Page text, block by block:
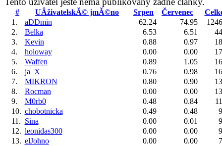
# UÂživatelskĂ© jmĂ©no Srpen Červenec
1.
aDDmin 62.24 74.95
2.
Belka 6.53 6.51
3.
Kevin 0.88 0.97
4.
holoway 0.00 0.00
5.
Waffen 0.89 1.05
6.
ja_X 0.76 0.98
7.
MIKRON 0.80 0.90
8.
Rocman 0.00 0.00
9.
M0rb0 0.48 0.84
10. chobotnicka 0.49 0.48
11. Sina 0.00 0.01
12. leonidas300 0.00 0.00
13. elJohno 0.00 0.00